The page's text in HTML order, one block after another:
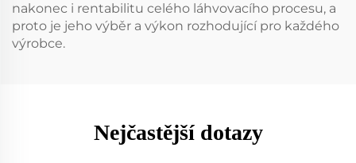
nakonec i rentabilitu celého láhvovacího procesu, a
proto je jeho výběr a výkon rozhodující pro každého
výrobce.
Nejčastější dotazy